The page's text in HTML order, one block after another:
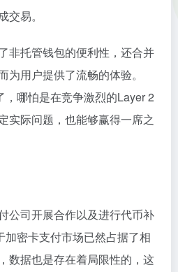
交易。
非托管钱包的便利性，还合并
为用户提供了流畅的体验。
哪怕是在竞争激烈的Layer 2
实际问题，也能够赢得一席之
公司开展合作以及进行代币补
加密卡支付市场已然占据了相
数据也是存在着局限性的，这